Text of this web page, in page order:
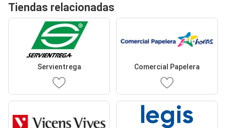
Tiendas relacionadas
Servientrega Comercial Papelera